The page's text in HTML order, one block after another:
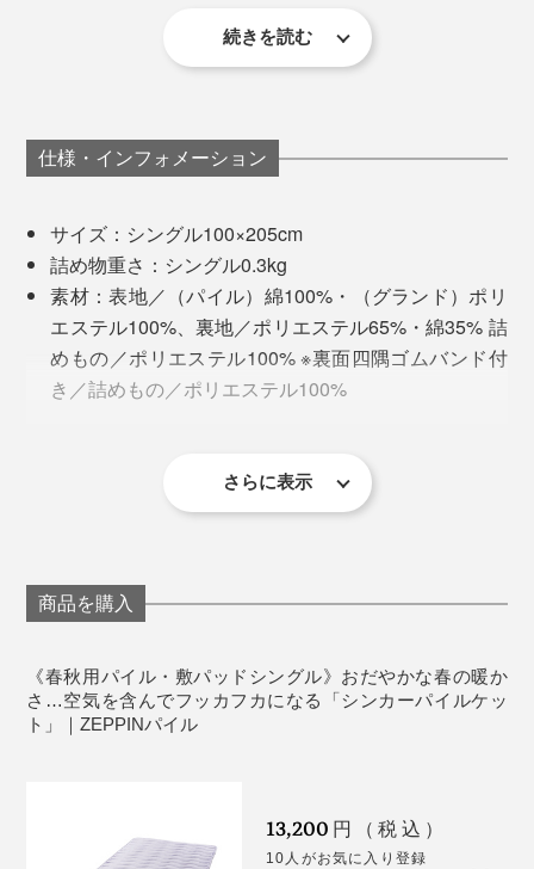
『ZEPPINパイル』は、表側のパイル地に、“ふくらむ
糸”と呼ばれる『スーパーZERO』を採用しているから。
『スーパーZERO』は、吸水力の高いタオルづくりで知
られる、岐阜・浅野撚糸の特許技術。
を撚り合せたら、熱湯に入れます。すると、糸が溶け
て“すき間”ができた分、撚りを戻そうとする糸がふくら
い始めよりふっくら柔らかい感触に育ちます。
MONOCOで人気を誇る、夏用の8重ガーゼケット
ZEPPINハグエアー
』、冬用の発熱くしゅくしゅ毛布
『ZEPPIN』シリーズのメーカーである、ディーブレス
プロ。
パイル』を開発したそうです。
続きを読む
仕様・インフォメーション
サイズ：シングル100×205cm
詰め物重さ：シングル0.3kg
素材：表地／（パイル）綿100%・（グランド）ポリ
エステル100%、裏地／ポリエステル65%・綿35% 詰
めもの／ポリエステル100% ※裏面四隅ゴムバンド付
き／詰めもの／ポリエステル100%
さらに表示
商品を購入
《春秋用パイル・敷パッドシングル》おだやかな春の暖か
さ…空気を含んでフッカフカになる「シンカーパイルケッ
ト」｜ZEPPINパイル
13,200 円（税込）
10人がお気に入り登録